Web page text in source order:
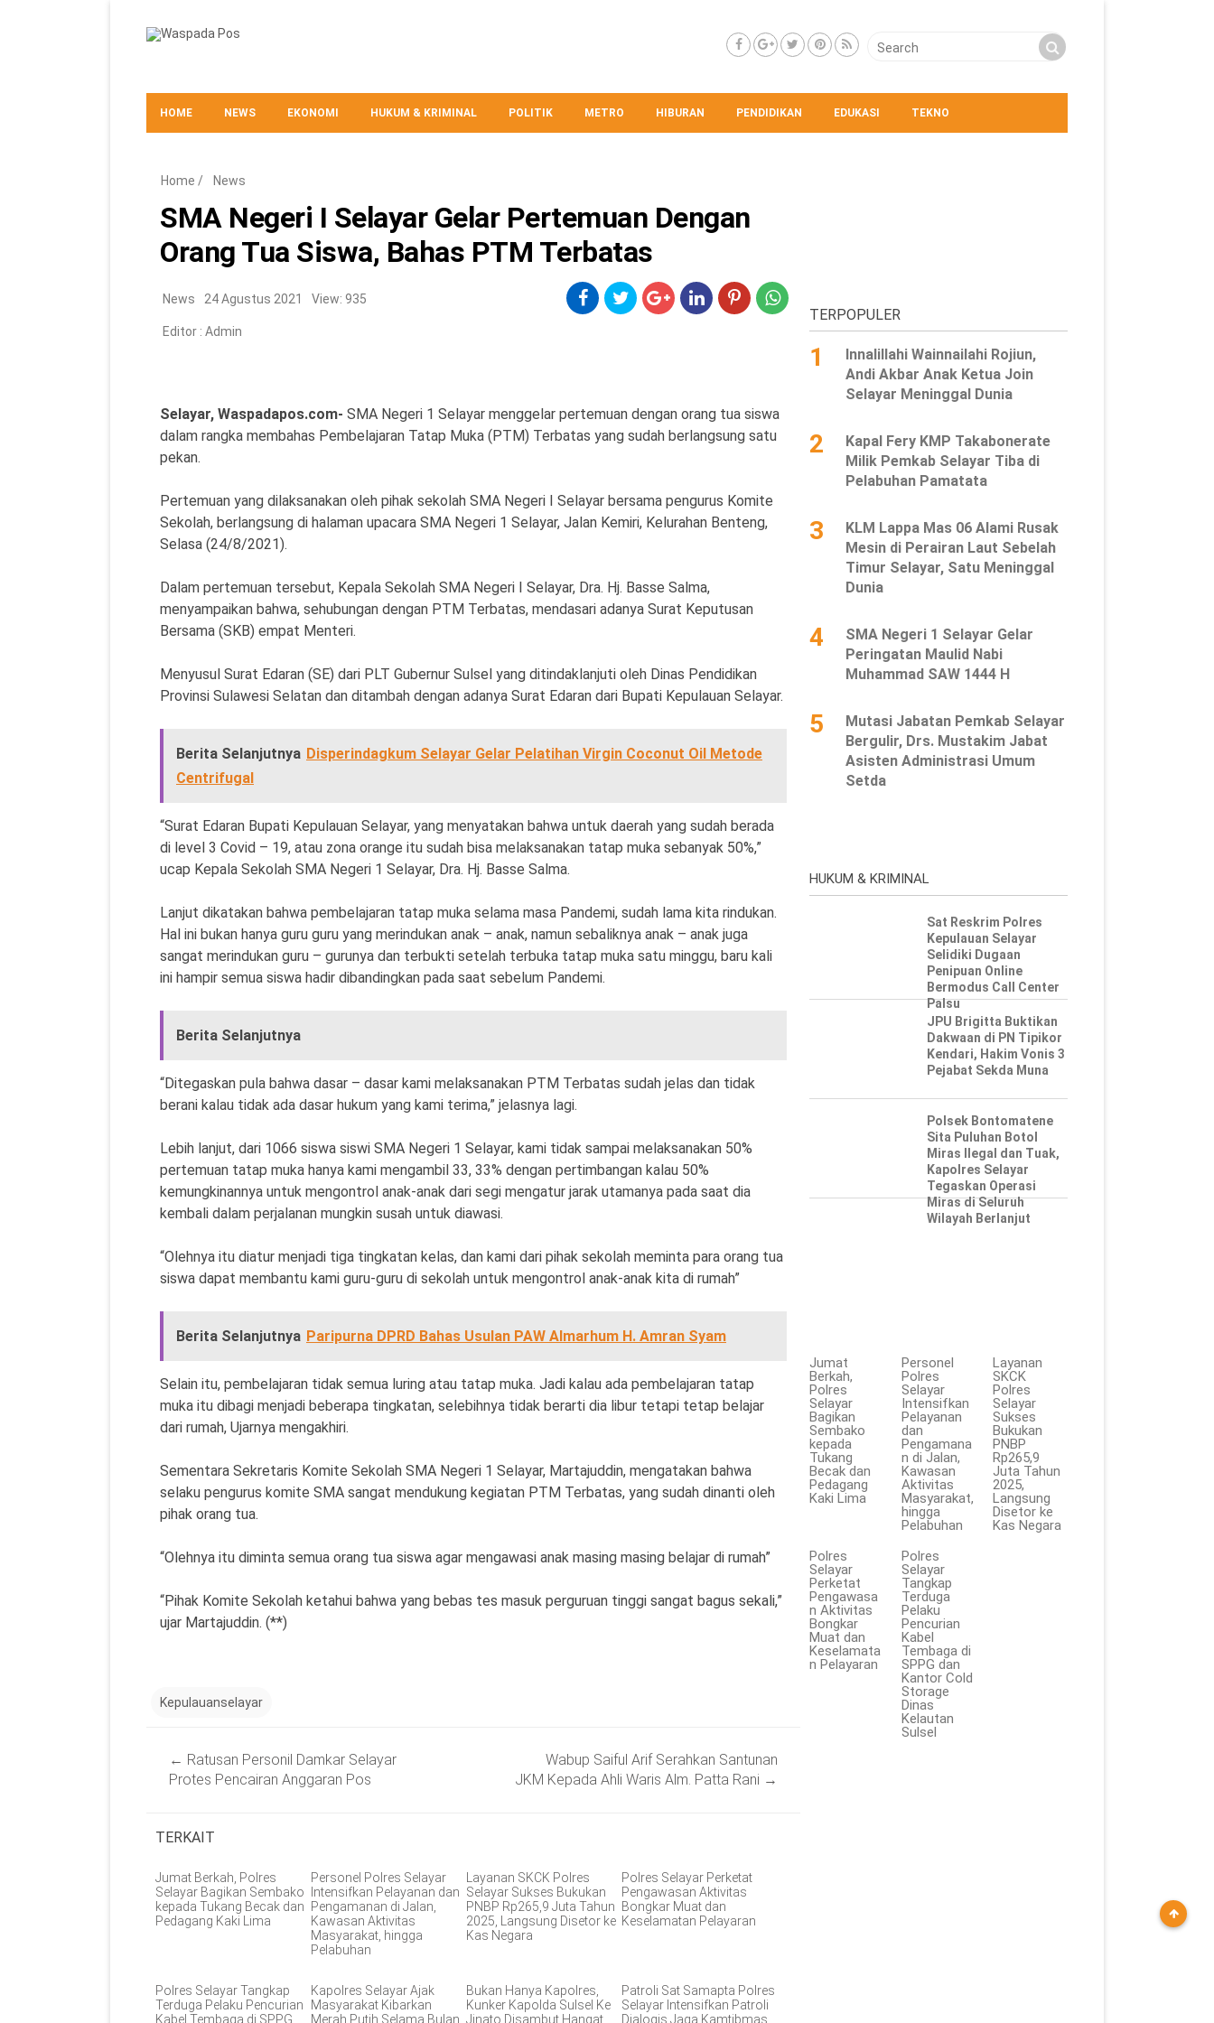
HOME NEWS EKONOMI HUKUM & KRIMINAL POLITIK METRO HIBURAN PENDIDIKAN EDUKASI TEKNO
Home / News
SMA Negeri I Selayar Gelar Pertemuan Dengan
Orang Tua Siswa, Bahas PTM Terbatas
News 24 Agustus 2021 View: 935
Editor : Admin
Selayar, Waspadapos.com- SMA Negeri 1 Selayar menggelar pertemuan dengan orang tua siswa
dalam rangka membahas Pembelajaran Tatap Muka (PTM) Terbatas yang sudah berlangsung satu
pekan.
Pertemuan yang dilaksanakan oleh pihak sekolah SMA Negeri I Selayar bersama pengurus Komite
Sekolah, berlangsung di halaman upacara SMA Negeri 1 Selayar, Jalan Kemiri, Kelurahan Benteng,
Selasa (24/8/2021).
Dalam pertemuan tersebut, Kepala Sekolah SMA Negeri I Selayar, Dra. Hj. Basse Salma,
menyampaikan bahwa, sehubungan dengan PTM Terbatas, mendasari adanya Surat Keputusan
Bersama (SKB) empat Menteri.
Menyusul Surat Edaran (SE) dari PLT Gubernur Sulsel yang ditindaklanjuti oleh Dinas Pendidikan
Provinsi Sulawesi Selatan dan ditambah dengan adanya Surat Edaran dari Bupati Kepulauan Selayar.
Berita Selanjutnya Disperindagkum Selayar Gelar Pelatihan Virgin Coconut Oil Metode
Centrifugal
“Surat Edaran Bupati Kepulauan Selayar, yang menyatakan bahwa untuk daerah yang sudah berada
di level 3 Covid – 19, atau zona orange itu sudah bisa melaksanakan tatap muka sebanyak 50%,”
ucap Kepala Sekolah SMA Negeri 1 Selayar, Dra. Hj. Basse Salma.
Lanjut dikatakan bahwa pembelajaran tatap muka selama masa Pandemi, sudah lama kita rindukan.
Hal ini bukan hanya guru guru yang merindukan anak – anak, namun sebaliknya anak – anak juga
sangat merindukan guru – gurunya dan terbukti setelah terbuka tatap muka satu minggu, baru kali
ini hampir semua siswa hadir dibandingkan pada saat sebelum Pandemi.
Berita Selanjutnya
“Ditegaskan pula bahwa dasar – dasar kami melaksanakan PTM Terbatas sudah jelas dan tidak
berani kalau tidak ada dasar hukum yang kami terima,” jelasnya lagi.
Lebih lanjut, dari 1066 siswa siswi SMA Negeri 1 Selayar, kami tidak sampai melaksanakan 50%
pertemuan tatap muka hanya kami mengambil 33, 33% dengan pertimbangan kalau 50%
kemungkinannya untuk mengontrol anak-anak dari segi mengatur jarak utamanya pada saat dia
kembali dalam perjalanan mungkin susah untuk diawasi.
“Olehnya itu diatur menjadi tiga tingkatan kelas, dan kami dari pihak sekolah meminta para orang tua
siswa dapat membantu kami guru-guru di sekolah untuk mengontrol anak-anak kita di rumah”
Berita Selanjutnya Paripurna DPRD Bahas Usulan PAW Almarhum H. Amran Syam
Selain itu, pembelajaran tidak semua luring atau tatap muka. Jadi kalau ada pembelajaran tatap
muka itu dibagi menjadi beberapa tingkatan, selebihnya tidak berarti dia libur tetapi tetap belajar
dari rumah, Ujarnya mengakhiri.
Sementara Sekretaris Komite Sekolah SMA Negeri 1 Selayar, Martajuddin, mengatakan bahwa
selaku pengurus komite SMA sangat mendukung kegiatan PTM Terbatas, yang sudah dinanti oleh
pihak orang tua.
“Olehnya itu diminta semua orang tua siswa agar mengawasi anak masing masing belajar di rumah”
“Pihak Komite Sekolah ketahui bahwa yang bebas tes masuk perguruan tinggi sangat bagus sekali,”
ujar Martajuddin. (**)
Kepulauanselayar
navigation
← Ratusan Personil Damkar Selayar
Protes Pencairan Anggaran Pos
Wabup Saiful Arif Serahkan Santunan
JKM Kepada Ahli Waris Alm. Patta Rani →
TERKAIT
Jumat Berkah, Polres
Selayar Bagikan Sembako
kepada Tukang Becak dan
Pedagang Kaki Lima
Personel Polres Selayar
Intensifkan Pelayanan dan
Pengamanan di Jalan,
Kawasan Aktivitas
Masyarakat, hingga
Pelabuhan
Layanan SKCK Polres
Selayar Sukses Bukukan
PNBP Rp265,9 Juta Tahun
2025, Langsung Disetor ke
Kas Negara
Polres Selayar Perketat
Pengawasan Aktivitas
Bongkar Muat dan
Keselamatan Pelayaran
Polres Selayar Tangkap
Terduga Pelaku Pencurian
Kabel Tembaga di SPPG
Kapolres Selayar Ajak
Masyarakat Kibarkan
Merah Putih Selama Bulan
Bukan Hanya Kapolres,
Kunker Kapolda Sulsel Ke
Jinato Disambut Hangat
Patroli Sat Samapta Polres
Selayar Intensifkan Patroli
Dialogis Jaga Kamtibmas
TERPOPULER
1
Innalillahi Wainnailahi Rojiun,
Andi Akbar Anak Ketua Join
Selayar Meninggal Dunia
2
Kapal Fery KMP Takabonerate
Milik Pemkab Selayar Tiba di
Pelabuhan Pamatata
3
KLM Lappa Mas 06 Alami Rusak
Mesin di Perairan Laut Sebelah
Timur Selayar, Satu Meninggal
Dunia
4
SMA Negeri 1 Selayar Gelar
Peringatan Maulid Nabi
Muhammad SAW 1444 H
5
Mutasi Jabatan Pemkab Selayar
Bergulir, Drs. Mustakim Jabat
Asisten Administrasi Umum
Setda
HUKUM & KRIMINAL
Sat Reskrim Polres
Kepulauan Selayar
Selidiki Dugaan
Penipuan Online
Bermodus Call Center
Palsu
JPU Brigitta Buktikan
Dakwaan di PN Tipikor
Kendari, Hakim Vonis 3
Pejabat Sekda Muna
Polsek Bontomatene
Sita Puluhan Botol
Miras Ilegal dan Tuak,
Kapolres Selayar
Tegaskan Operasi
Miras di Seluruh
Wilayah Berlanjut
Jumat
Berkah,
Polres
Selayar
Bagikan
Sembako
kepada
Tukang
Becak dan
Pedagang
Kaki Lima
Personel
Polres
Selayar
Intensifkan
Pelayanan
dan
Pengamana
n di Jalan,
Kawasan
Aktivitas
Masyarakat,
hingga
Pelabuhan
Layanan
SKCK
Polres
Selayar
Sukses
Bukukan
PNBP
Rp265,9
Juta Tahun
2025,
Langsung
Disetor ke
Kas Negara
Polres
Selayar
Perketat
Pengawasa
n Aktivitas
Bongkar
Muat dan
Keselamata
n Pelayaran
Polres
Selayar
Tangkap
Terduga
Pelaku
Pencurian
Kabel
Tembaga di
SPPG dan
Kantor Cold
Storage
Dinas
Kelautan
Sulsel